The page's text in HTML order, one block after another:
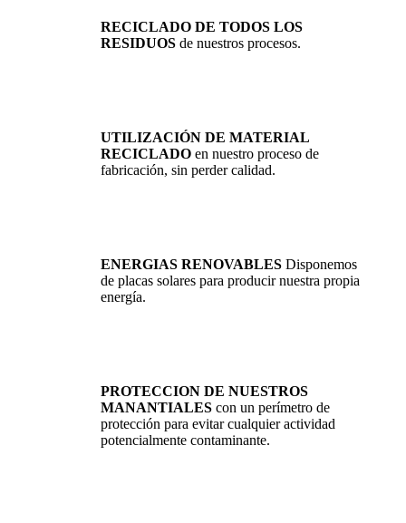
RECICLADO DE TODOS LOS
RESIDUOSde nuestros procesos.
UTILIZACIÓN DE MATERIAL
RECICLADOen nuestro proceso de
fabricación, sin perder calidad.
ENERGIAS RENOVABLESDisponemos
de placas solares para producir nuestra propia
energía.
PROTECCION DE NUESTROS
MANANTIALEScon un perímetro de
protección para evitar cualquier actividad
potencialmente contaminante.